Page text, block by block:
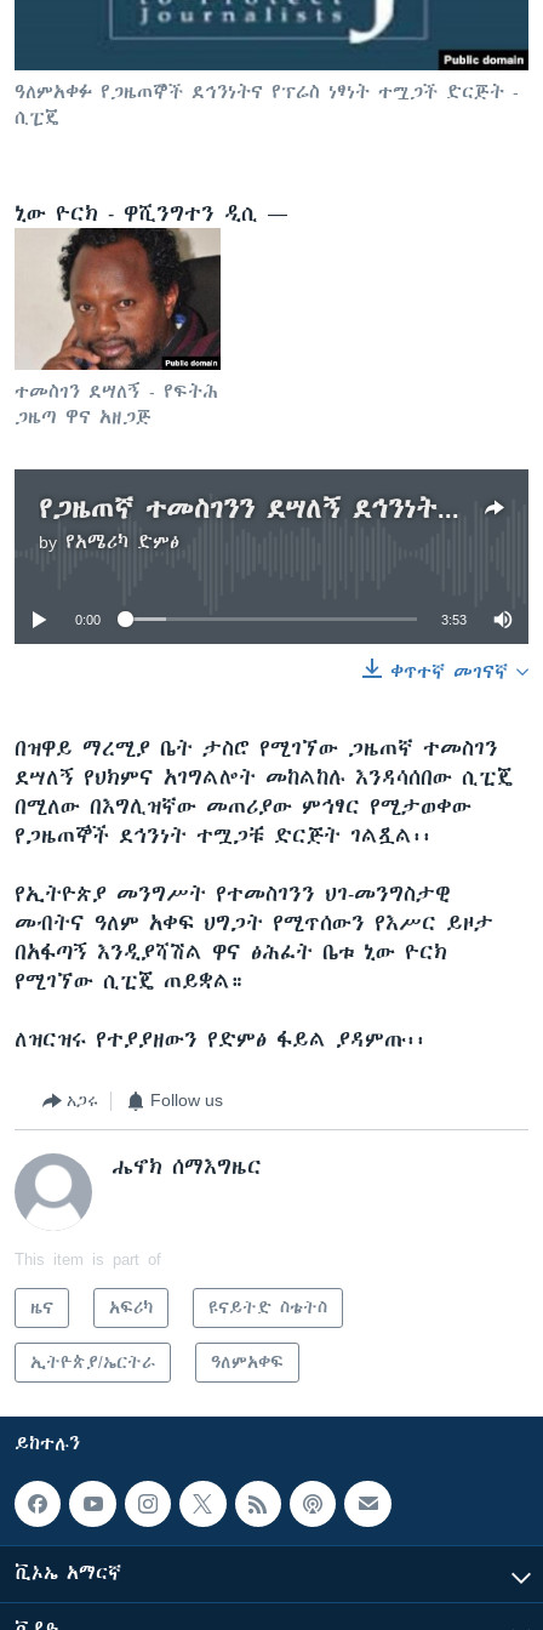
ቋንቋዎች
ዓለምአቀፉ የጋዜጠኞች ደኅንነትና የፕሬስ ነፃነት ተሟጋች ድርጅት -
ሲፒጄ
ኒው ዮርክ - ዋሺንግተን ዲሲ —
ተመስገን ደሣለኝ - የፍትሕ
ጋዜጣ ዋና አዘጋጅ
የጋዜጠኛ ተመስገንን ደሣለኝ ደኅንነት እንደሚያሳስበው ሲፒጄ አስታወቀ
by የአሜሪካ ድምፅ
No media source currently available
0:00 3:53
ቀጥተኛ መገናኛ
በዝዋይ ማረሚያ ቤት ታስሮ የሚገኘው ጋዜጠኛ ተመስገን
ደሣለኝ የህክምና አገግልሎት መከልከሉ እንዳሳሰበው ሲፒጄ
በሚለው በእግሊዝኛው መጠሪያው ምኅፃር የሚታወቀው
የጋዜጠኞች ደኅንነት ተሟጋቹ ድርጅት ገልጿል፡፡
የኢትዮጵያ መንግሥት የተመስገንን ህገ-መንግስታዊ
መብትና ዓለም አቀፍ ህግጋት የሚጥሰውን የእሥር ይዞታ
በአፋጣኝ እንዲያሻሽል ዋና ፅሕፈት ቤቱ ኒው ዮርክ
የሚገኘው ሲፒጄ ጠይቋል።
ለዝርዝሩ የተያያዘውን የድምፅ ፋይል ያዳምጡ፡፡
አጋሩ Follow us
ሔኖክ ሰማእግዜር
This item is part of
ዜና አፍሪካ ዩናይትድ ስቴትስ
ኢትዮጵያ/ኤርትራ ዓለምአቀፍ
ይከተሉን
ቪኦኤ አማርኛ